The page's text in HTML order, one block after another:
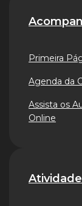
Primeira
Agenda da
Assista os
Online